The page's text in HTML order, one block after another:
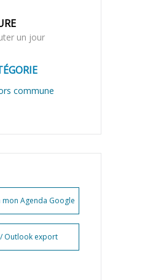
un jour
commune
mon Agenda Google
Outlook export